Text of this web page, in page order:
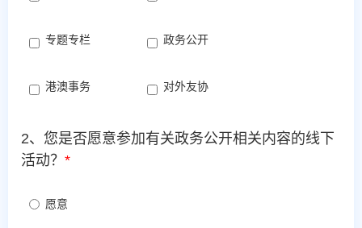
专题专栏 政务公开
港澳事务 对外友协
2、您是否愿意参加有关政务公开相关内容的线下
活动？ *
愿意